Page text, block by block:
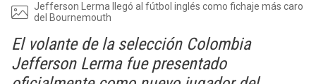
Jefferson Lerma llegó al fútbol inglés como fichaje más caro
del Bournemouth
El volante de la selección Colombia
Jefferson Lerma fue presentado